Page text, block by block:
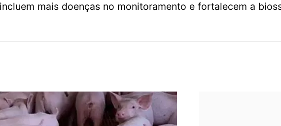
mais doenças no monitoramento e fortalecem a